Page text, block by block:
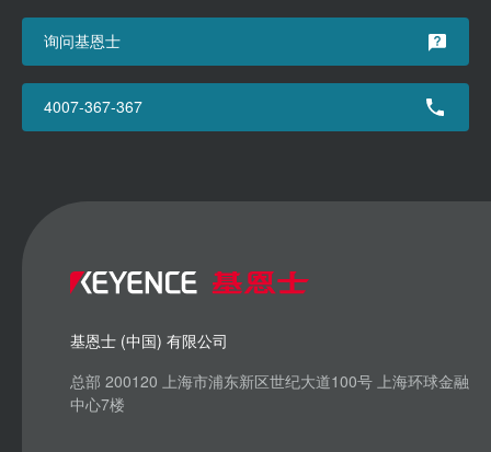
询问基恩士
4007-367-367
基恩士 (中国) 有限公司
总部 200120 上海市浦东新区世纪大道100号 上海环球金融
中心7楼